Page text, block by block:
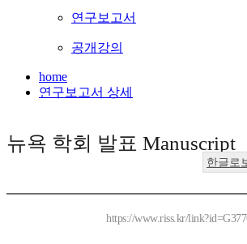
연구보고서
공개강의
home
연구보고서 상세
뉴욕 학회 발표 Manuscript
한글로
https://www.riss.kr/